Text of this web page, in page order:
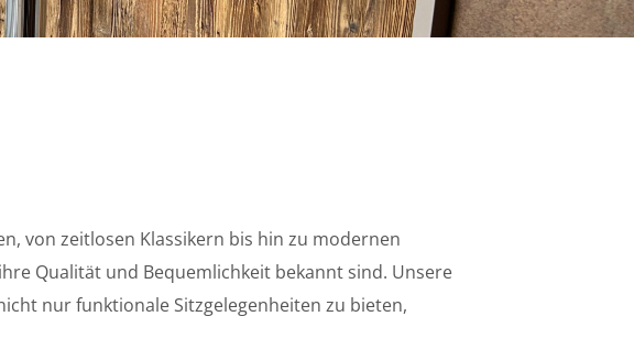
von zeitlosen Klassikern bis hin zu modernen
Qualität und Bequemlichkeit bekannt sind. Unsere
nur funktionale Sitzgelegenheiten zu bieten,